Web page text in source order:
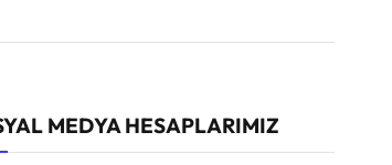
MEDYA HESAPLARIMIZ